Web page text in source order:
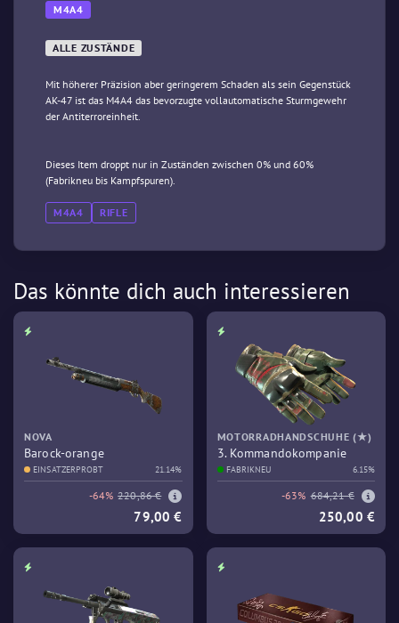
M4A4
ALLE ZUSTÄNDE
Mit höherer Präzision aber geringerem Schaden als sein Gegenstück
AK-47 ist das M4A4 das bevorzugte vollautomatische Sturmgewehr
der Antiterroreinheit.
Dieses Item droppt nur in Zuständen zwischen 0% und 60%
(Fabrikneu bis Kampfspuren).
M4A4 RIFLE
Das könnte dich auch interessieren
NOVA
Barock-orange
EINSATZERPROBT 21.14%
-64% 220,86 €
79,00 €
MOTORRADHANDSCHUHE (★)
3. Kommandokompanie
FABRIKNEU 6.15%
-63% 684,21 €
250,00 €